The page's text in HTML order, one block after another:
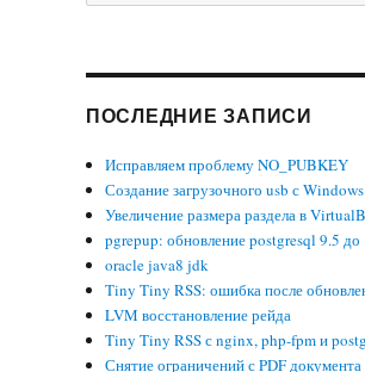
ПОСЛЕДНИЕ ЗАПИСИ
Исправляем проблему NO_PUBKEY
Создание загрузочного usb с
Увеличение размера раздела в
pgrepup: обновление postgresql 9.5 до
oracle java8 jdk
Tiny Tiny RSS: ошибка после
LVM восстановление рейда
Tiny Tiny RSS с nginx, php-fpm и
Снятие ограничений с PDF документа